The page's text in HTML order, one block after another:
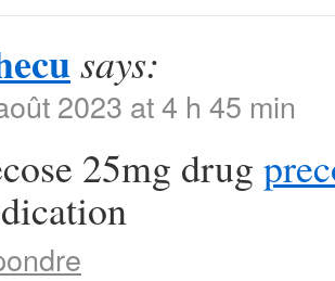
says:
2023 at 4 h 45 min
25mg drug